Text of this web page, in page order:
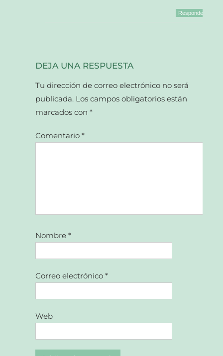
Responder
DEJA UNA RESPUESTA
Tu dirección de correo electrónico no será
publicada. Los campos obligatorios están
marcados con*
Comentario*
Nombre*
Correo electrónico*
Web